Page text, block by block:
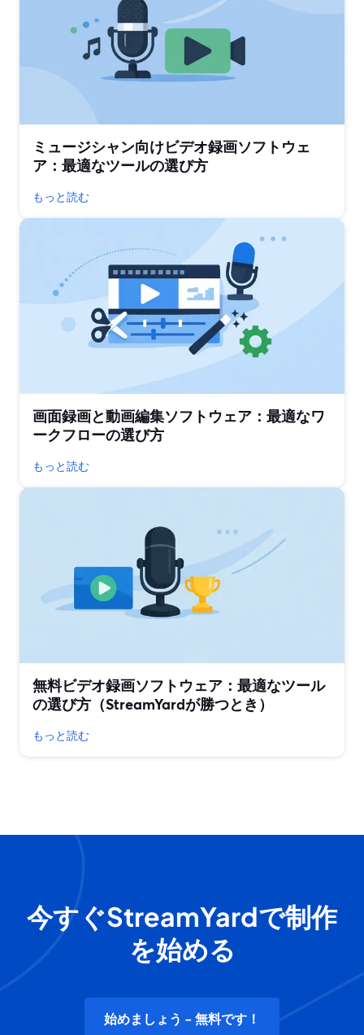
ミュージシャン向けビデオ録画ソフトウェ
ア：最適なツールの選び方
もっと読む
画面録画と動画編集ソフトウェア：最適なワ
ークフローの選び方
もっと読む
無料ビデオ録画ソフトウェア：最適なツール
の選び方（StreamYardが勝つとき）
もっと読む
今すぐStreamYardで制作
を始める
始めましょう - 無料です！